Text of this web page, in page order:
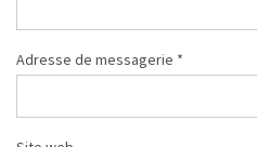
Adresse de messagerie *